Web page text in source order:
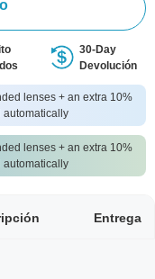
30-Day
Devolución
lenses + an extra 10%
automatically
lenses + an extra 10%
automatically
Entrega